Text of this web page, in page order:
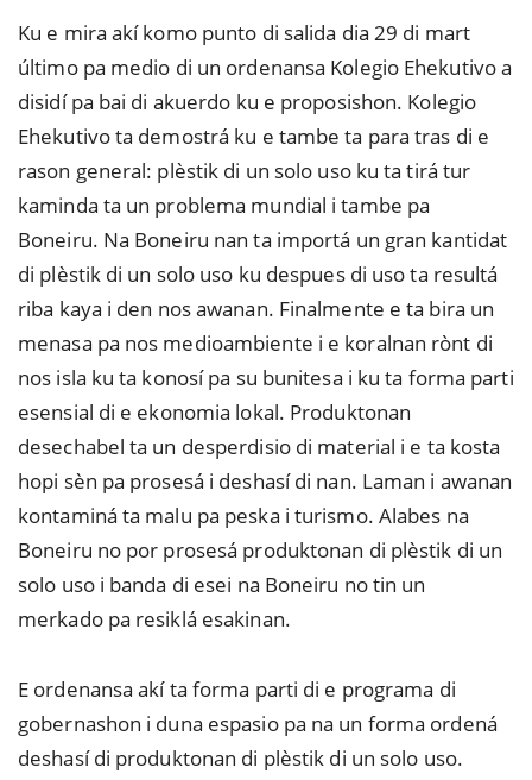
Ku e mira akí komo punto di salida dia 29 di mart
último pa medio di un ordenansa Kolegio Ehekutivo a
disidí pa bai di akuerdo ku e proposishon. Kolegio
Ehekutivo ta demostrá ku e tambe ta para tras di e
rason general: plèstik di un solo uso ku ta tirá tur
kaminda ta un problema mundial i tambe pa
Boneiru. Na Boneiru nan ta importá un gran kantidat
di plèstik di un solo uso ku despues di uso ta resultá
riba kaya i den nos awanan. Finalmente e ta bira un
menasa pa nos medioambiente i e koralnan rònt di
nos isla ku ta konosí pa su bunitesa i ku ta forma parti
esensial di e ekonomia lokal. Produktonan
desechabel ta un desperdisio di material i e ta kosta
hopi sèn pa prosesá i deshasí di nan. Laman i awanan
kontaminá ta malu pa peska i turismo. Alabes na
Boneiru no por prosesá produktonan di plèstik di un
solo uso i banda di esei na Boneiru no tin un
merkado pa resiklá esakinan.
E ordenansa akí ta forma parti di e programa di
gobernashon i duna espasio pa na un forma ordená
deshasí di produktonan di plèstik di un solo uso.